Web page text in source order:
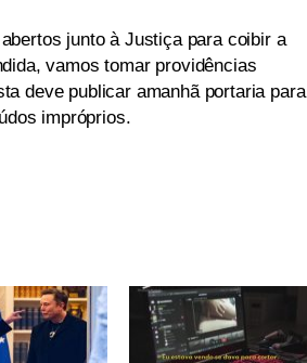
junto à Justiça para coibir a
vamos tomar providências
deve publicar amanhã portaria para
impróprios.